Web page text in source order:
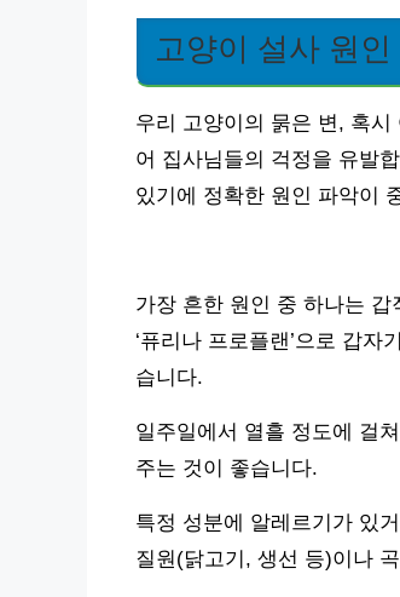
고양이 설사 원인
우리 고양이의 묽은 변, 혹
어 집사님들의 걱정을 유발
있기에 정확한 원인 파악이
가장 흔한 원인 중 하나는 갑
‘퓨리나 프로플랜’으로 갑
습니다.
일주일에서 열흘 정도에 걸
주는 것이 좋습니다.
특정 성분에 알레르기가 있
질원(닭고기, 생선 등)이나